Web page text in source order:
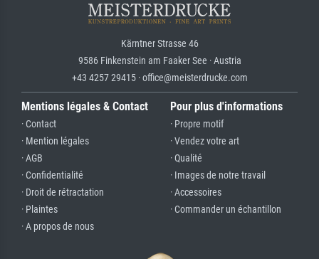
Kärntner Strasse 46
9586 Finkenstein am Faaker See · Austria
+43 4257 29415 · office@meisterdrucke.com
Mentions légales & Contact
· Contact
· Mention légales
· AGB
· Confidentialité
· Droit de rétractation
· Plaintes
· A propos de nous
Pour plus d'informations
· Propre motif
· Vendez votre art
· Qualité
· Images de notre travail
· Accessoires
· Commander un échantillon